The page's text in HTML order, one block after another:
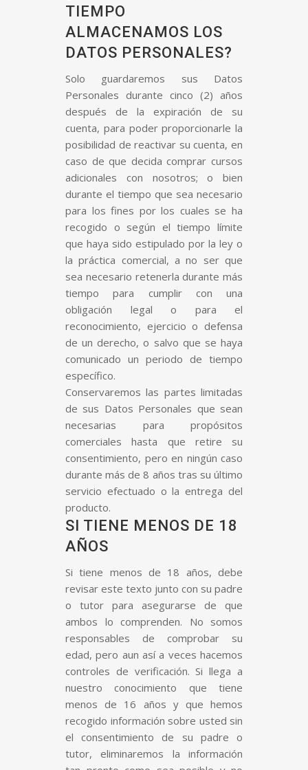
TIEMPO
ALMACENAMOS LOS
DATOS PERSONALES?
Solo guardaremos sus Datos
Personales durante cinco (2) años
después de la expiración de su
cuenta, para poder proporcionarle la
posibilidad de reactivar su cuenta, en
caso de que decida comprar cursos
adicionales con nosotros; o bien
durante el tiempo que sea necesario
para los fines por los cuales se ha
recogido o según el tiempo límite
que haya sido estipulado por la ley o
la práctica comercial, a no ser que
sea necesario retenerla durante más
tiempo para cumplir con una
obligación legal o para el
reconocimiento, ejercicio o defensa
de un derecho, o salvo que se haya
comunicado un periodo de tiempo
específico.
Conservaremos las partes limitadas
de sus Datos Personales que sean
necesarias para propósitos
comerciales hasta que retire su
consentimiento, pero en ningún caso
durante más de 8 años tras su último
servicio efectuado o la entrega del
producto.
SI TIENE MENOS DE 18
AÑOS
Si tiene menos de 18 años, debe
revisar este texto junto con su padre
o tutor para asegurarse de que
ambos lo comprenden. No somos
responsables de comprobar su
edad, pero aun así a veces hacemos
controles de verificación. Si llega a
nuestro conocimiento que tiene
menos de 16 años y que hemos
recogido información sobre usted sin
el consentimiento de su padre o
tutor, eliminaremos la información